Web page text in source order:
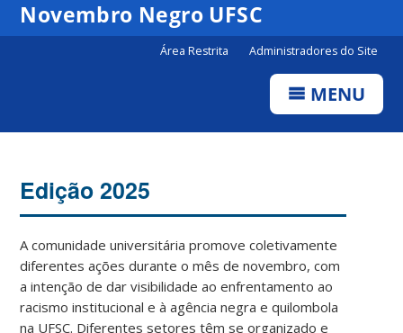
Novembro Negro UFSC
Área Restrita Administradores do Site
MENU
Edição 2025
A comunidade universitária promove coletivamente
diferentes ações durante o mês de novembro, com
a intenção de dar visibilidade ao enfrentamento ao
racismo institucional e à agência negra e quilombola
na UFSC. Diferentes setores têm se organizado e